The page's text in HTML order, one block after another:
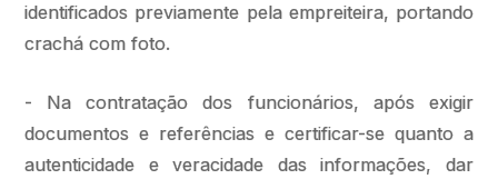
identificados previamente pela empreiteira, portando
crachá com foto.
- Na contratação dos funcionários, após exigir
documentos e referências e certificar-se quanto a
autenticidade e veracidade das informações, dar